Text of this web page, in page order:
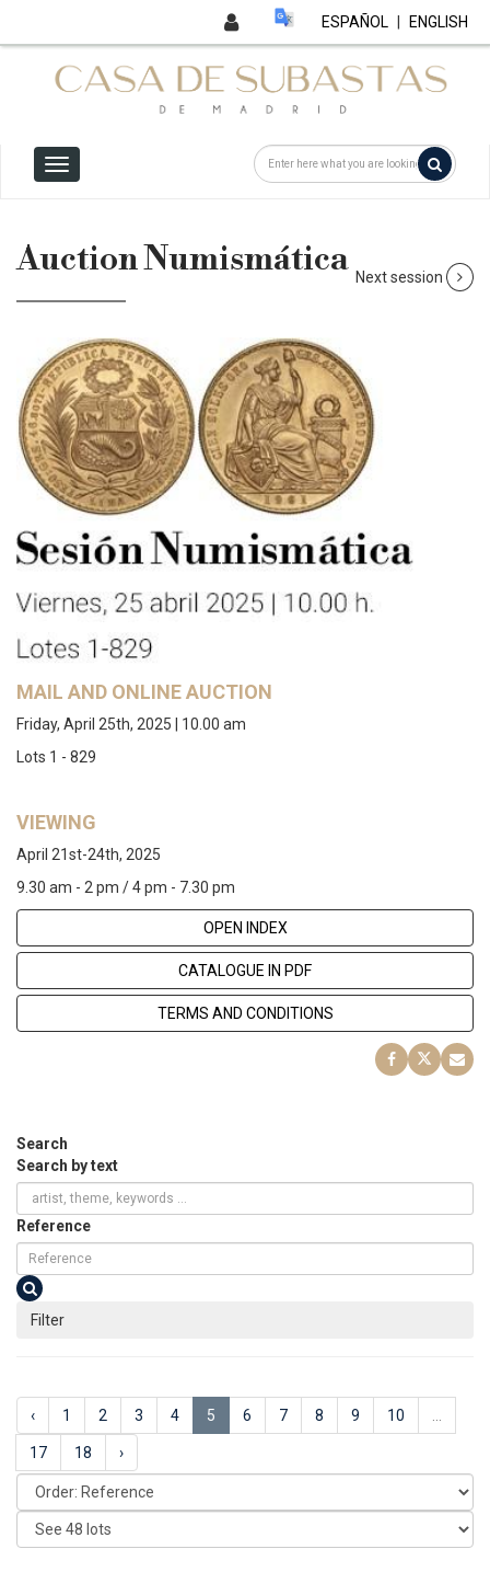
ESPAÑOL ENGLISH
Auction Numismática Next session
MAIL AND ONLINE AUCTION
Friday, April 25th, 2025 | 10.00 am
Lots 1 - 829
VIEWING
April 21st-24th, 2025
9.30 am - 2 pm / 4 pm - 7.30 pm
OPEN INDEX
CATALOGUE IN PDF
TERMS AND CONDITIONS
Search
Search by text
Reference
Filter
‹ 1 2 3 4 5 6 7 8 9 10 ...
17 18 ›